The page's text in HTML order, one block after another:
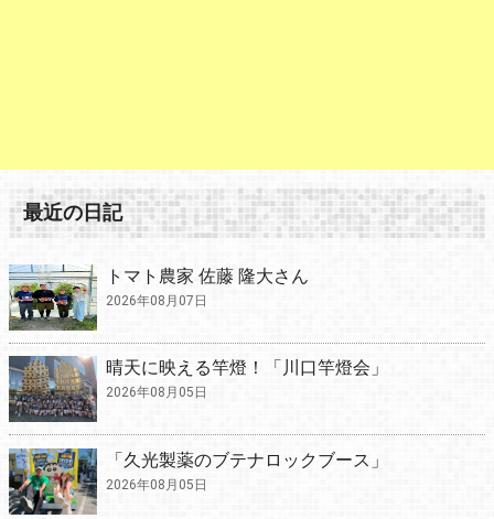
最近の日記
トマト農家 佐藤 隆大さん
2026年08月07日
晴天に映える竿燈！「川口竿燈会」
2026年08月05日
「久光製薬のブテナロックブース」
2026年08月05日